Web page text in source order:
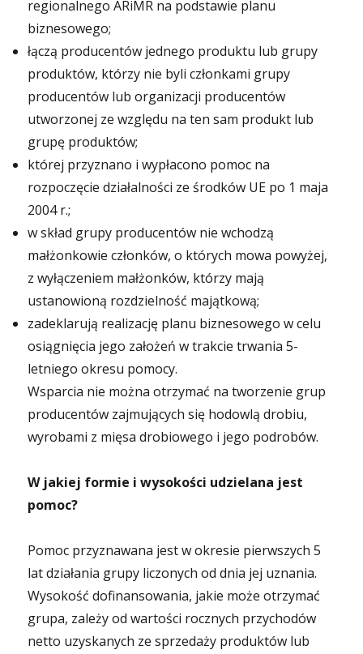
regionalnego ARiMR na podstawie planu
biznesowego;
łączą producentów jednego produktu lub grupy
produktów, którzy nie byli członkami grupy
producentów lub organizacji producentów
utworzonej ze względu na ten sam produkt lub
grupę produktów;
której przyznano i wypłacono pomoc na
rozpoczęcie działalności ze środków UE po 1 maja
2004 r.;
w skład grupy producentów nie wchodzą
małżonkowie członków, o których mowa powyżej,
z wyłączeniem małżonków, którzy mają
ustanowioną rozdzielność majątkową;
zadeklarują realizację planu biznesowego w celu
osiągnięcia jego założeń w trakcie trwania 5-
letniego okresu pomocy.
Wsparcia nie można otrzymać na tworzenie grup
producentów zajmujących się hodowlą drobiu,
wyrobami z mięsa drobiowego i jego podrobów.
W jakiej formie i wysokości udzielana jest
pomoc?
Pomoc przyznawana jest w okresie pierwszych 5
lat działania grupy liczonych od dnia jej uznania.
Wysokość dofinansowania, jakie może otrzymać
grupa, zależy od wartości rocznych przychodów
netto uzyskanych ze sprzedaży produktów lub